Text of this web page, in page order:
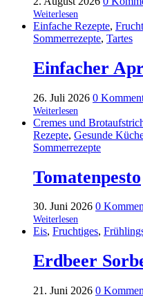
Weiterlesen
Käsekugeln
Einfache Rezepte,
Sommerrezepte, Tartes
Einfacher
26. Juli 2026 0
Weiterlesen
Einfacher
Cremes und
Rezepte, Gesunde
Sommerrezepte
Tomatenpesto
30. Juni 2026 0
Weiterlesen
Tomatenpesto
Eis, Fruchtiges,
Erdbeer
21. Juni 2026 0